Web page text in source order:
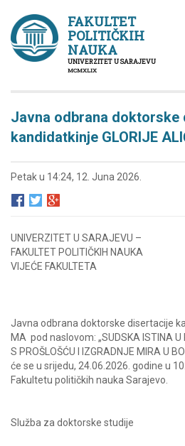
FAKULTET
POLITIČKIH
NAUKA
UNIVERZITET U SARAJEVU
MCMXLIX
Javna odbrana doktorske
kandidatkinje GLORIJE
Petak u 14:24, 12. Juna 2026.
UNIVERZITET U SARAJEVU –
FAKULTET POLITIČKIH NAUKA
VIJEĆE FAKULTETA
Javna odbrana doktorske disertacije
MA pod naslovom: „SUDSKA ISTINA U
S PROŠLOŠĆU I IZGRADNJE MIRA U
će se u srijedu, 24.06.2026. godine u
Fakultetu političkih nauka Sarajevo.
Služba za doktorske studije